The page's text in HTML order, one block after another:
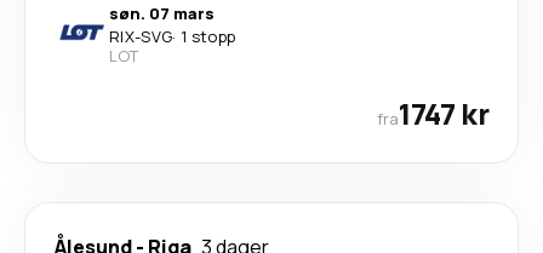
søn. 07 mars
RIX-SVG· 1 stopp
LOT
fra1747 kr
Ålesund- Riga 3 dager